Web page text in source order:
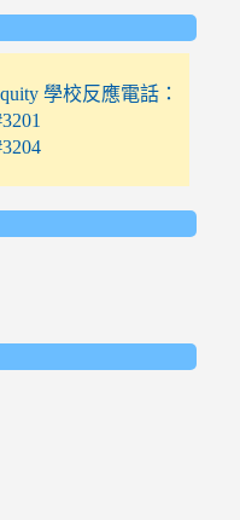
學校反應電話：
traffic/